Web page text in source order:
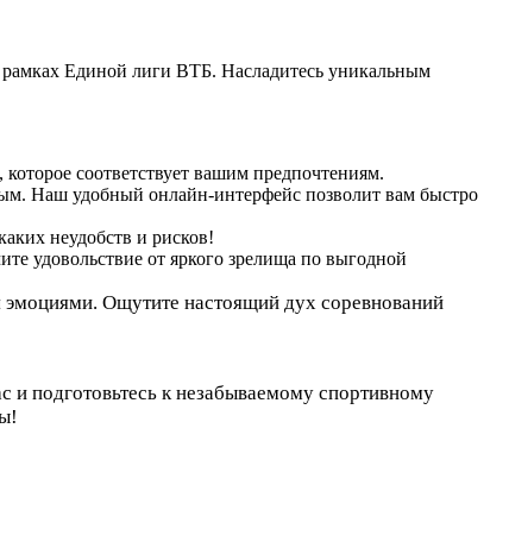
Единой лиги ВТБ. Насладитесь уникальным
соответствует вашим предпочтениям.
Наш удобный онлайн-интерфейс позволит вам быстро
неудобств и рисков!
от яркого зрелища по выгодной
эмоциями. Ощутите настоящий дух соревнований
подготовьтесь к незабываемому спортивному